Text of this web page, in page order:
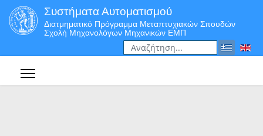
Συστήματα Αυτοματισμού
Διατμηματικό Πρόγραμμα Μεταπτυχιακών Σπουδών
Σχολή Μηχανολόγων Μηχανικών ΕΜΠ
Αναζήτηση